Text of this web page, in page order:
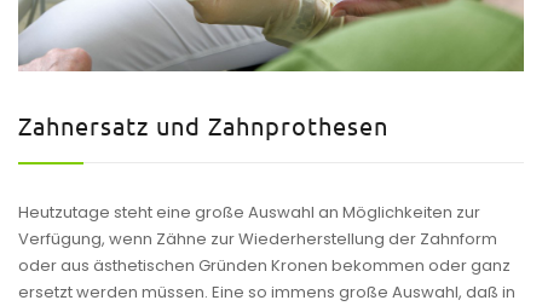
Zahnersatz und Zahnprothesen
Heutzutage steht eine große Auswahl an Möglichkeiten zur
Verfügung, wenn Zähne zur Wiederherstellung der Zahnform
oder aus ästhetischen Gründen Kronen bekommen oder ganz
ersetzt werden müssen. Eine so immens große Auswahl, daß in